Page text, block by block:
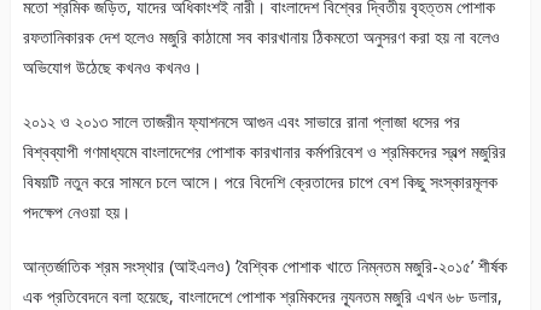
মতো শ্রমিক জড়িত, যাদের অধিকাংশই নারী। বাংলাদেশ বিশ্বের দ্বিতীয় বৃহত্তম পোশাক
রফতানিকারক দেশ হলেও মজুরি কাঠামো সব কারখানায় ঠিকমতো অনুসরণ করা হয় না বলেও
অভিযোগ উঠেছে কখনও কখনও।
২০১২ ও ২০১৩ সালে তাজরীন ফ্যাশনসে আগুন এবং সাভারে রানা প্লাজা ধসের পর
বিশ্বব্যাপী গণমাধ্যমে বাংলাদেশের পোশাক কারখানার কর্মপরিবেশ ও শ্রমিকদের স্বল্প মজুরির
বিষয়টি নতুন করে সামনে চলে আসে। পরে বিদেশি ক্রেতাদের চাপে বেশ কিছু সংস্কারমূলক
পদক্ষেপ নেওয়া হয়।
আন্তর্জাতিক শ্রম সংস্থার (আইএলও) ‘বৈশ্বিক পোশাক খাতে নিম্নতম মজুরি-২০১৫’ শীর্ষক
এক প্রতিবেদনে বলা হয়েছে, বাংলাদেশে পোশাক শ্রমিকদের ন্যূনতম মজুরি এখন ৬৮ ডলার,